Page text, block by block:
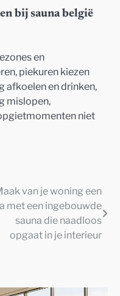
bij sauna belgië
en
piekuren kiezen
afkoelen en drinken,
mislopen,
niet
van je woning een
met een ingebouwde
sauna die naadloos
opgaat in je interieur